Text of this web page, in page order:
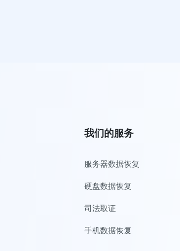
我们的服务
服务器数据恢复
硬盘数据恢复
司法取证
手机数据恢复